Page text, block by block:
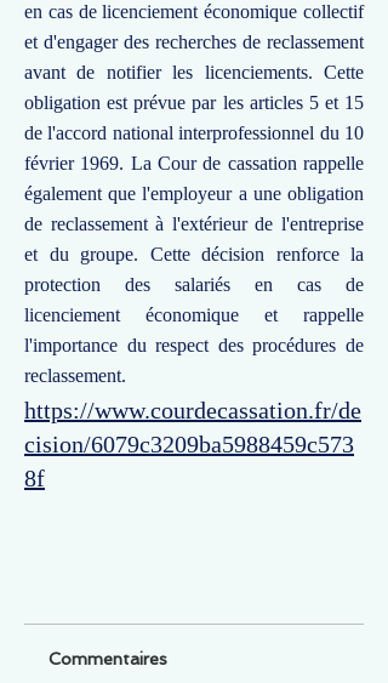
en cas de licenciement économique collectif
et d'engager des recherches de reclassement
avant de notifier les licenciements. Cette
obligation est prévue par les articles 5 et 15
de l'accord national interprofessionnel du 10
février 1969. La Cour de cassation rappelle
également que l'employeur a une obligation
de reclassement à l'extérieur de l'entreprise
et du groupe. Cette décision renforce la
protection des salariés en cas de
licenciement économique et rappelle
l'importance du respect des procédures de
reclassement.
https://www.courdecassation.fr/de
cision/6079c3209ba5988459c573
8f
Commentaires